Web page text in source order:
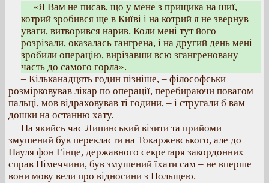
«Я Вам не писав, що у мене з прищика на шиї,
котрий зробився ще в Київі і на котрий я не звернув
уваги, витворився нарив. Коли мені тут його
розрізали, оказалась гангрена, і на другий день мені
зробили операцію, вирізавши всю згангреновану
часть до самого горла».
– Кільканадцять годин пізніше, – філософськи
розмірковував лікар по операції, перебираючи повагом
пальці, мов відраховував ті години, – і стругали б вам
дошки на останню хату.
На якийсь час Липинський візити та прийоми
змушений був перекласти на Токаржевського, але до
Пауля фон Гінце, державного секретаря закордонних
справ Німеччини, був змушений їхати сам – не вперше
вони мову вели про відносини з Польщею.